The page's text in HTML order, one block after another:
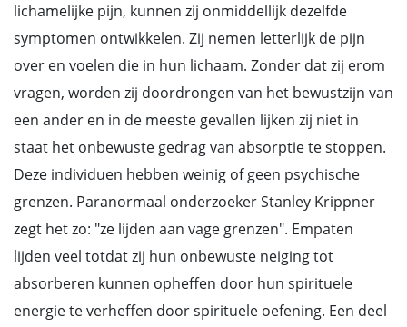
lichamelijke pijn, kunnen zij onmiddellijk dezelfde
symptomen ontwikkelen. Zij nemen letterlijk de pijn
over en voelen die in hun lichaam. Zonder dat zij erom
vragen, worden zij doordrongen van het bewustzijn van
een ander en in de meeste gevallen lijken zij niet in
staat het onbewuste gedrag van absorptie te stoppen.
Deze individuen hebben weinig of geen psychische
grenzen. Paranormaal onderzoeker Stanley Krippner
zegt het zo: "ze lijden aan vage grenzen". Empaten
lijden veel totdat zij hun onbewuste neiging tot
absorberen kunnen opheffen door hun spirituele
energie te verheffen door spirituele oefening. Een deel